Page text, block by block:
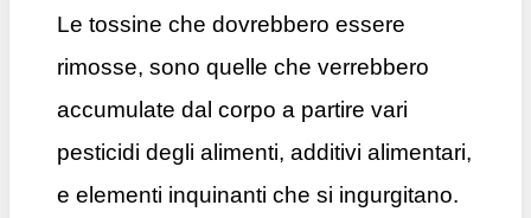
Le tossine che dovrebbero essere
rimosse, sono quelle che verrebbero
accumulate dal corpo a partire vari
pesticidi degli alimenti, additivi alimentari,
e elementi inquinanti che si ingurgitano.